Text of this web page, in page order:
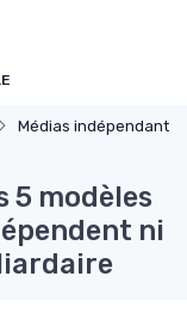
Médias indépendants
5 modèles
ni